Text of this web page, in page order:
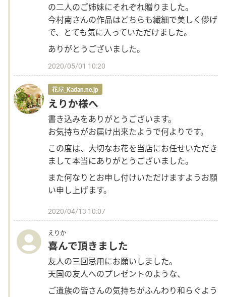
の二人のご姉妹にそれぞれ贈りました。
今村南さんの作品はどちらも繊細で美しく儚げ
で、とても気に入っていただけました。
ありがとうございました。
2020/05/01 10:20
花屋_Kadan.ne.jp
えりか様へ
書き込みをありがとうございます。
お気持ちがお届け出来たようで何よりです。
この度は、大切なお花を当店にお任せいただき
まして本当にありがとうございました。
また何なりとお申し付けいただけますようお願
い申し上げます。
2020/04/13 10:07
えりか
喜んで頂きました
友人の三回忌用にお願いしました。
天国の友人へのプレゼントのような、
ご遺族の皆さんの気持ちがふんわり和らぐよう